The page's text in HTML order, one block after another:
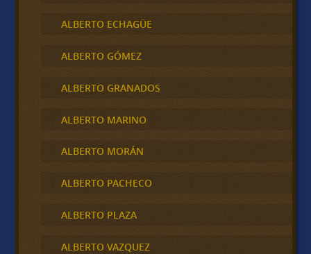
ALBERTO ECHAGÜE
ALBERTO GÓMEZ
ALBERTO GRANADOS
ALBERTO MARINO
ALBERTO MORÁN
ALBERTO PACHECO
ALBERTO PLAZA
ALBERTO VAZQUEZ